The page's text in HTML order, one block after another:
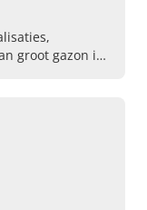
groot gazon in
voor woningen,